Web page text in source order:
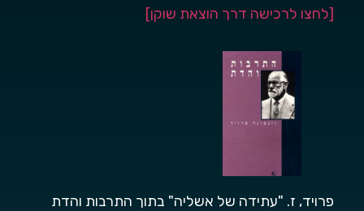
[לחצו לרכישה דרך הוצאת שוקן]
פרויד, ז. "עתידה של אשליה" בתוך התרבות והדת